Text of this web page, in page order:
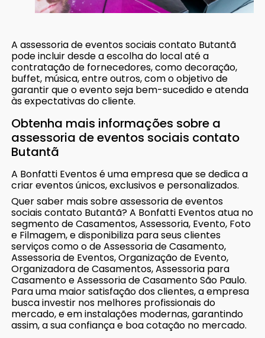
A assessoria de eventos sociais contato Butantã
pode incluir desde a escolha do local até a
contratação de fornecedores, como decoração,
buffet, música, entre outros, com o objetivo de
garantir que o evento seja bem-sucedido e atenda
às expectativas do cliente.
Obtenha mais informações sobre a
assessoria de eventos sociais contato
Butantã
A Bonfatti Eventos é uma empresa que se dedica a
criar eventos únicos, exclusivos e personalizados.
Quer saber mais sobre assessoria de eventos
sociais contato Butantã? A Bonfatti Eventos atua no
segmento de Casamentos, Assessoria, Evento, Foto
e Filmagem, e disponibiliza para seus clientes
serviços como o de Assessoria de Casamento,
Assessoria de Eventos, Organização de Evento,
Organizadora de Casamentos, Assessoria para
Casamento e Assessoria de Casamento São Paulo.
Para uma maior satisfação dos clientes, a empresa
busca investir nos melhores profissionais do
mercado, e em instalações modernas, garantindo
assim, a sua confiança e boa cotação no mercado.